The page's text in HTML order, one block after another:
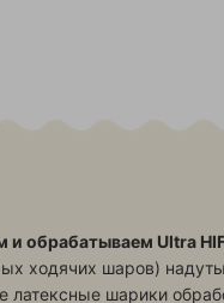
и обрабатываем Ultra
ходячих шаров)
латексные шарики